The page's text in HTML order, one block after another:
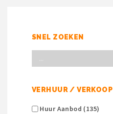
SNEL ZOEKEN
VERHUUR / VERKOOP
Huur Aanbod (135)